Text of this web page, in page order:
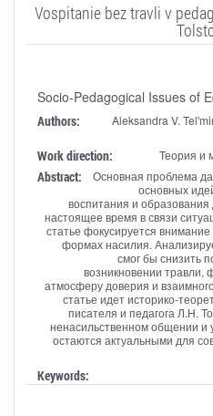
Vospitanie bez travli v
Socio-Pedagogical Issues of
Authors:
Aleksandra V.
Work direction: Теория и
Abstract:
Основная проблема
основных
воспитания и образования
настоящее время в связи
статье фокусируется
формах насилия.
смог бы снизить
возникновении
атмосферу доверия и
статье идет историко-
писателя и педагога Л.Н.
ненасильственном общении и
остаются актуальными для
Keywords: